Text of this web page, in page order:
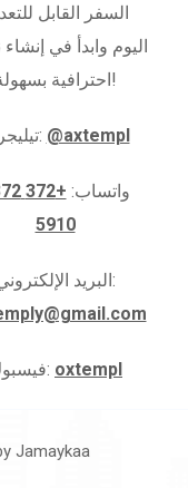
السفر القابل
اليوم وابدأ في إنشاء
احترافية بسهولة!
تيليجرام: @axtempl
واتساب:
5910
البريد الإلكتروني:
فيسبوك: oxtempl
Jamaykaa